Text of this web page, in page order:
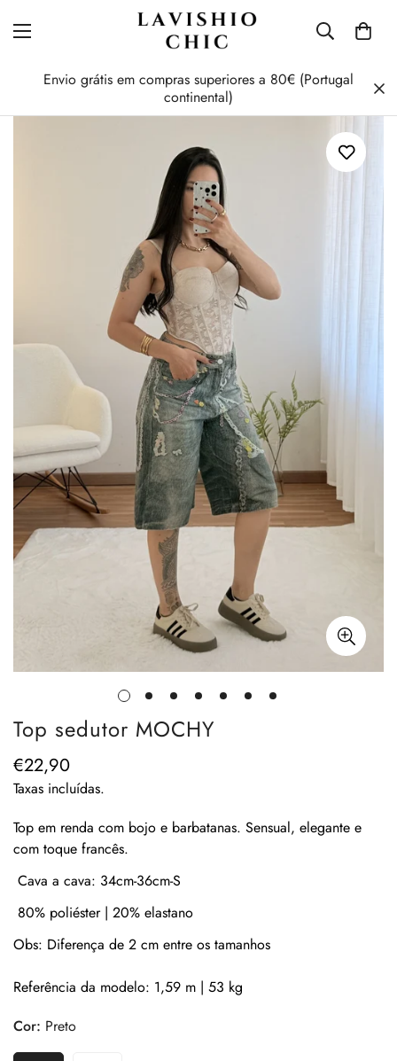
Envio grátis em compras superiores a 80€ (Portugal
continental)
Top sedutor MOCHY
Preço
regular
€22,90
Taxas incluídas.
Top em renda com bojo e barbatanas. Sensual, elegante e
com toque francês.
Cava a cava: 34cm-36cm-S
80% poliéster | 20% elastano
Obs: Diferença de 2 cm entre os tamanhos
Referência da modelo: 1,59 m | 53 kg
Cor: Preto